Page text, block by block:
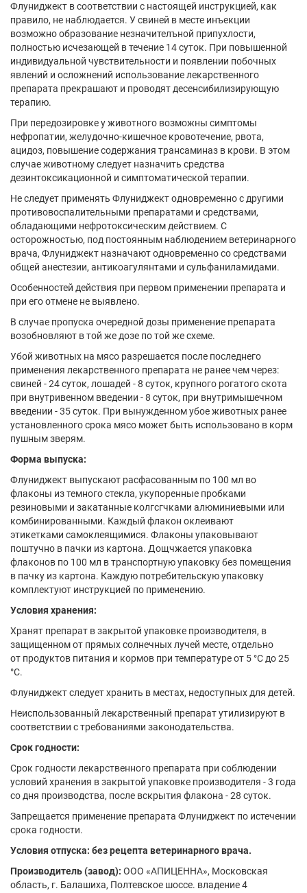
Флуниджект в соответствии с настоящей инструкцией, как
правило, не наблюдается. У свиней в месте инъекции
возможно образование незначителъной припухлости,
полностью исчезающей в течение 14 суток. При повышенной
индивидуальной чувствительности и появлении побочных
явлений и осложнений использование лекарственного
препарата прекрашают и проводят десенсибилизирующую
терапию.
При передозировке у животного возможны симптомы
нефропатии, желудочно-кишечное кровотечение, рвота,
ацидоз, повышение содержания трансаминаз в крови. В этом
случае животному следует назначить средства
дезинтоксикационной и симптоматической терапии.
Не следует применять Флуниджект одновременно с другими
противовоспалительными препаратами и средствами,
обладающими нефротоксическим действием. С
осторожностью, под постоянным наблюдением ветеринарного
врача, Флуниджект назначают одновременно со средствами
общей анестезии, антикоагулянтами и сульфаниламидами.
Особенностей действия при первом применении препарата и
при его отмене не выявлено.
В случае пропуска очередной дозы применение препарата
возобновляют в той же дозе по той же схеме.
Убой животных на мясо разрешается после последнего
применения лекарственного препарата не ранее чем через:
свиней - 24 суток, лошадей - 8 суток, крупного рогатого скота
при внутривенном введении - 8 суток, при внутримышечном
введении - 35 суток. При вынужденном убое животных ранее
установленного срока мясо может быть использовано в корм
пушным зверям.
Форма выпуска:
Флуниджект выпускают расфасованным по 100 мл во
флаконы из темного стекла, укупоренные пробками
резиновыми и закатанные колгсгчками алюминиевыми или
комбинированными. Каждый флакон оклеивают
этикетками самоклеящимися. Флаконы упаковывают
поштучно в пачки из картона. Дощчжается упаковка
флаконов по 100 мл в транспортную упаковку без помещения
в пачку из картона. Каждую потребительскую упаковку
комплектуют инструкцией по применению.
Условия хранения:
Хранят препарат в закрытой упаковке производителя, в
защищенном от прямых солнечных лучей месте, отдельно
от продуктов питания и кормов при температуре от 5 °С до 25
°С.
Флуниджект следует хранить в местах, недоступных для детей.
Неиспользованный лекарственный препарат утилизируют в
соответствии с требованиями законодательства.
Срок годности:
Срок годности лекарственного препарата при соблюдении
условий хранения в закрытой упаковке производителя - 3 года
со дня производства, после вскрытия флакона - 28 суток.
Запрещается применение препарата Флуниджект по истечении
срока годности.
Условия отпуска: без рецепта ветеринарного врача.
Производитель (завод): ООО «АПИЦЕННА», Московская
область, г. Балашиха, Полтевское шоссе. владение 4